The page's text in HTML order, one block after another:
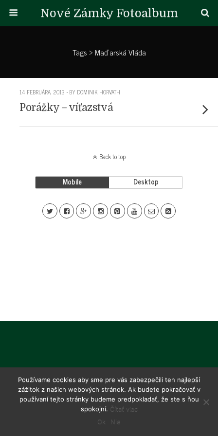
Nové Zámky Fotoalbum
Tags › Maďarská Vláda
14 FEBRUÁRA, 2013 • BY DOMINIK HORVATH
Porážky – víťazstvá
Back to top
Mobile Desktop
Používame cookies aby sme pre vás zabezpečili ten najlepší
zážitok z našich webových stránok. Ak budete pokračovať v
používaní tejto stránky budeme predpokladať, že ste s ňou
spokojní. Čítať viac
Ok
Nie